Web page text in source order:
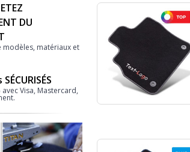
DU
modèles, matériaux et
avec Visa, Mastercard,